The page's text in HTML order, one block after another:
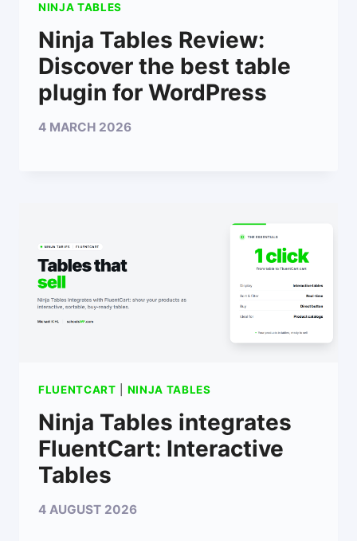
NINJA TABLES
Ninja Tables Review:
Discover the best table
plugin for WordPress
4 MARCH 2026
FLUENTCART NINJA TABLES
Ninja Tables integrates
FluentCart: Interactive
Tables
4 AUGUST 2026